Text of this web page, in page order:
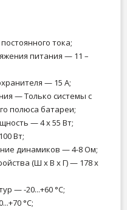
тока;
питания — 11 –
— 15 А;
— Только системы с
полюса батареи;
— 4 x 55 Вт;
Вт;
динамиков — 4-8 Ом;
(Ш x В x Г) — 178 x
— -20...+60 °С;
°С;